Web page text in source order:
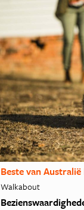
Beste van
Walkabout